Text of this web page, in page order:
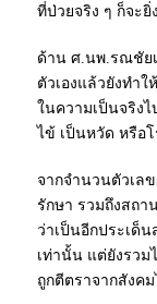
ที่ป่วยจริง ๆ ก็จะ
ด้าน ศ.นพ.รณชัยเ
ตัวเองแล้วยังทำ
ในความเป็นจริง
ไข้ เป็นหวัด หรือ
จากจำนวนตัวเล
รักษา รวมถึงสถา
ว่าเป็นอีกประเด็
เท่านั้น แต่ยังรวม
ถูกตีตราจากสังค